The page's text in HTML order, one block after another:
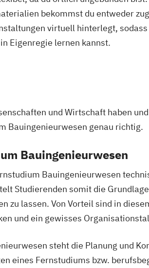
Sc.)
bekommst du entweder
virtuell hinterlegt,
Eigenregie lernen kannst.
und Wirtschaft haben
Bauingenieurwesen genau richtig.
Bauingenieurwesen
Bauingenieurwesen
Studierenden somit die
zu lassen. Von Vorteil sind in
und ein gewisses
steht die Planung und
eines Fernstudiums bzw.